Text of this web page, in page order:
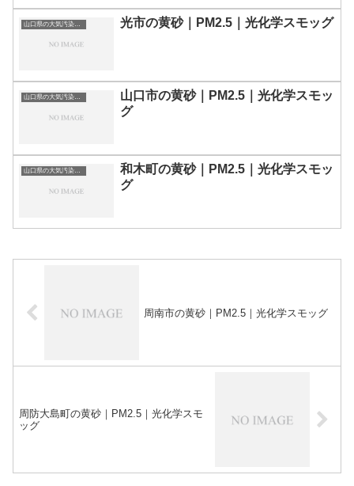
山口県の大気汚染・PM2.5・黄砂・エアロゾルの数値 光市の黄砂｜PM2.5｜光化学スモッグ
山口県の大気汚染・PM2.5・黄砂・エアロゾルの数値
山口市の黄砂｜PM2.5｜光化学スモッ
グ
山口県の大気汚染・PM2.5・黄砂・エアロゾルの数値
和木町の黄砂｜PM2.5｜光化学スモッ
グ
周南市の黄砂｜PM2.5｜光化学スモッグ
周防大島町の黄砂｜PM2.5｜光化学スモ
ッグ